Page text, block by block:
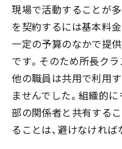
現場で活動することが
を契約するには基本料
一定の予算のなかで提
です。そのため所長ク
他の職員は共用で利用
ませんでした。組織的
部の関係者と共有する
ることは、避けなければ